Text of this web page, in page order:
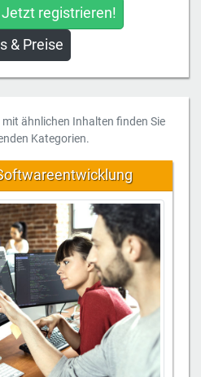
Jetzt registrieren!
& Preise
ähnlichen Inhalten finden Sie
Kategorien.